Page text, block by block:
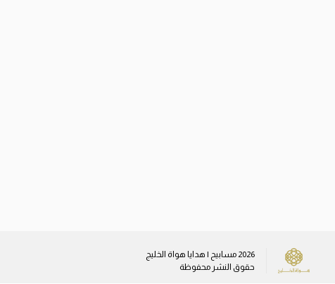
2026 مسابيح | هدايا هواة الخليج
حقوق النشر محفوظة